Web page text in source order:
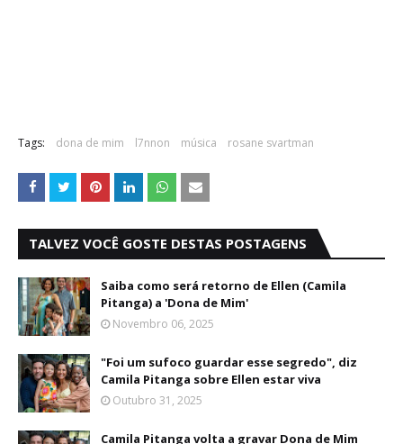
Tags: dona de mim l7nnon música rosane svartman
TALVEZ VOCÊ GOSTE DESTAS POSTAGENS
Saiba como será retorno de Ellen (Camila
Pitanga) a 'Dona de Mim'
Novembro 06, 2025
"Foi um sufoco guardar esse segredo", diz
Camila Pitanga sobre Ellen estar viva
Outubro 31, 2025
Camila Pitanga volta a gravar Dona de Mim